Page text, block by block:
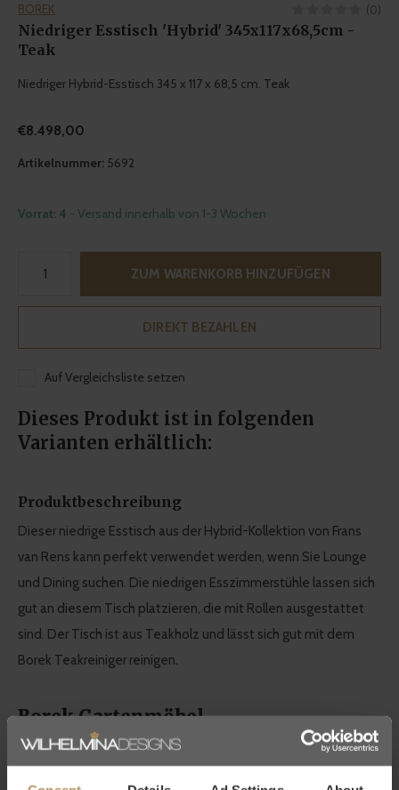
BOREK (0)
Niedriger Esstisch 'Hybrid' 345x117x68,5cm -
Teak
Niedriger Hybrid-Esstisch 345 x 117 x 68,5 cm. Teak
€8.498,00
Artikelnummer: 5692
Vorrat: 4 - Versand innerhalb von 1-3 Wochen
ZUM WARENKORB HINZUFÜGEN
DIREKT BEZAHLEN
Auf Vergleichsliste setzen
Dieses Produkt ist in folgenden
Varianten erhältlich:
Produktbeschreibung
Dieser niedrige Esstisch aus der Hybrid-Kollektion von Frans
van Rens kann perfekt verwendet werden, wenn Sie Lounge
und Dining suchen. Die niedrigen Esszimmerstühle lassen sich
gut an diesem Tisch platzieren, die mit Rollen ausgestattet
sind. Der Tisch ist aus Teakholz und lässt sich gut mit dem
Borek Teakreiniger reinigen.
Borek Gartenmöbel
Die niederländische Top-Marke BOREK steht für eine